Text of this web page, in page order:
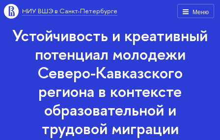
Меню
НИУ ВШЭ в Санкт-Петербурге
Устойчивость и креативный
потенциал молодежи
Северо-Кавказского
региона в контексте
образовательной и
трудовой миграции